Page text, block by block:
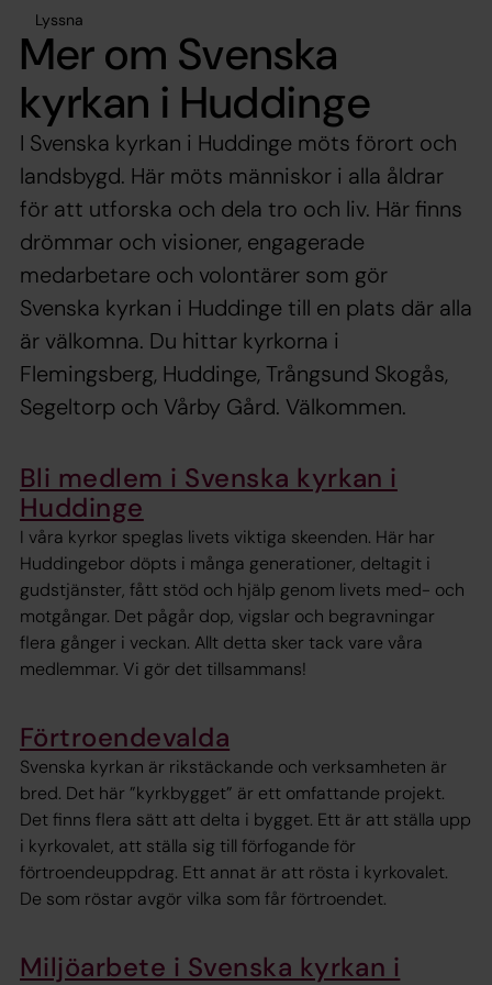
Lyssna
Mer om Svenska
kyrkan i Huddinge
I Svenska kyrkan i Huddinge möts förort och
landsbygd. Här möts människor i alla åldrar
för att utforska och dela tro och liv. Här finns
drömmar och visioner, engagerade
medarbetare och volontärer som gör
Svenska kyrkan i Huddinge till en plats där alla
är välkomna. Du hittar kyrkorna i
Flemingsberg, Huddinge, Trångsund Skogås,
Segeltorp och Vårby Gård. Välkommen.
Bli medlem i Svenska kyrkan i
Huddinge
I våra kyrkor speglas livets viktiga skeenden. Här har
Huddingebor döpts i många generationer, deltagit i
gudstjänster, fått stöd och hjälp genom livets med- och
motgångar. Det pågår dop, vigslar och begravningar
flera gånger i veckan. Allt detta sker tack vare våra
medlemmar. Vi gör det tillsammans!
Förtroendevalda
Svenska kyrkan är rikstäckande och verksamheten är
bred. Det här ”kyrkbygget” är ett omfattande projekt.
Det finns flera sätt att delta i bygget. Ett är att ställa upp
i kyrkovalet, att ställa sig till förfogande för
förtroendeuppdrag. Ett annat är att rösta i kyrkovalet.
De som röstar avgör vilka som får förtroendet.
Miljöarbete i Svenska kyrkan i